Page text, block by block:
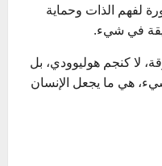
لفهم الذات وحماية
في شيء.
لا كنجم هوليوودي، بل
هي ما يجعل الإنسان